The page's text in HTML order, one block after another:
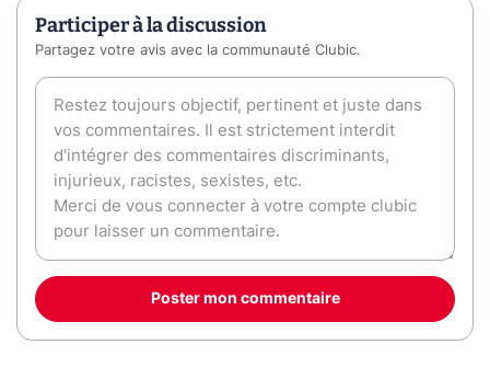
Participer à la discussion
Partagez votre avis avec la communauté Clubic.
Poster mon commentaire